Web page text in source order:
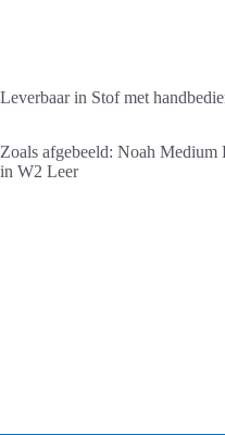
Leverbaar in Stof met
Zoals afgebeeld: Noah
in W2 Leer